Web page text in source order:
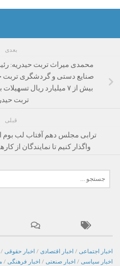
بعدی
محمدی میراث تربت حیدریه:
صنایع دستی و گردشگری تربت
بیش از ۷ میلیارد ریال
تربت
قبلی
ترابی مجلس دهم آفتاب لب بوم
واگذار کنیم تا نمایندگان از
برای:
اخبار اجتماعی / اخبار اقتصادی / اخبار حقوقی /
اخبار سیاسی / اخبار صنعتی / اخبار فرهنگی /